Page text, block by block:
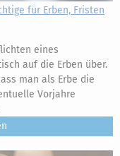
für Erben, Fristen
eines
auf die Erben über.
man als Erbe die
Vorjahre